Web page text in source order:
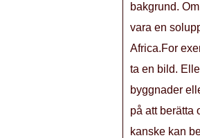
bakgrund.
vara en
Africa.For
ta en bild.
byggnader
på att berätta
kanske kan